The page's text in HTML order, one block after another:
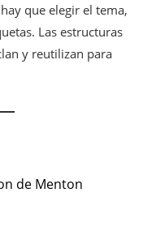
que elegir el tema,
Las estructuras
y reutilizan para
de Menton